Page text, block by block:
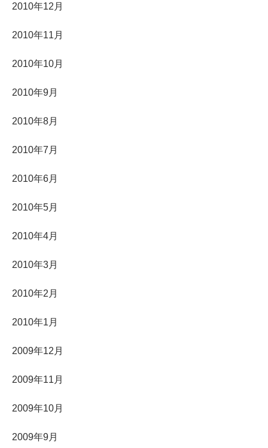
2010年12月
2010年11月
2010年10月
2010年9月
2010年8月
2010年7月
2010年6月
2010年5月
2010年4月
2010年3月
2010年2月
2010年1月
2009年12月
2009年11月
2009年10月
2009年9月